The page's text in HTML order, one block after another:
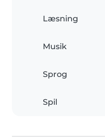
Læsning
Musik
Sprog
Spil